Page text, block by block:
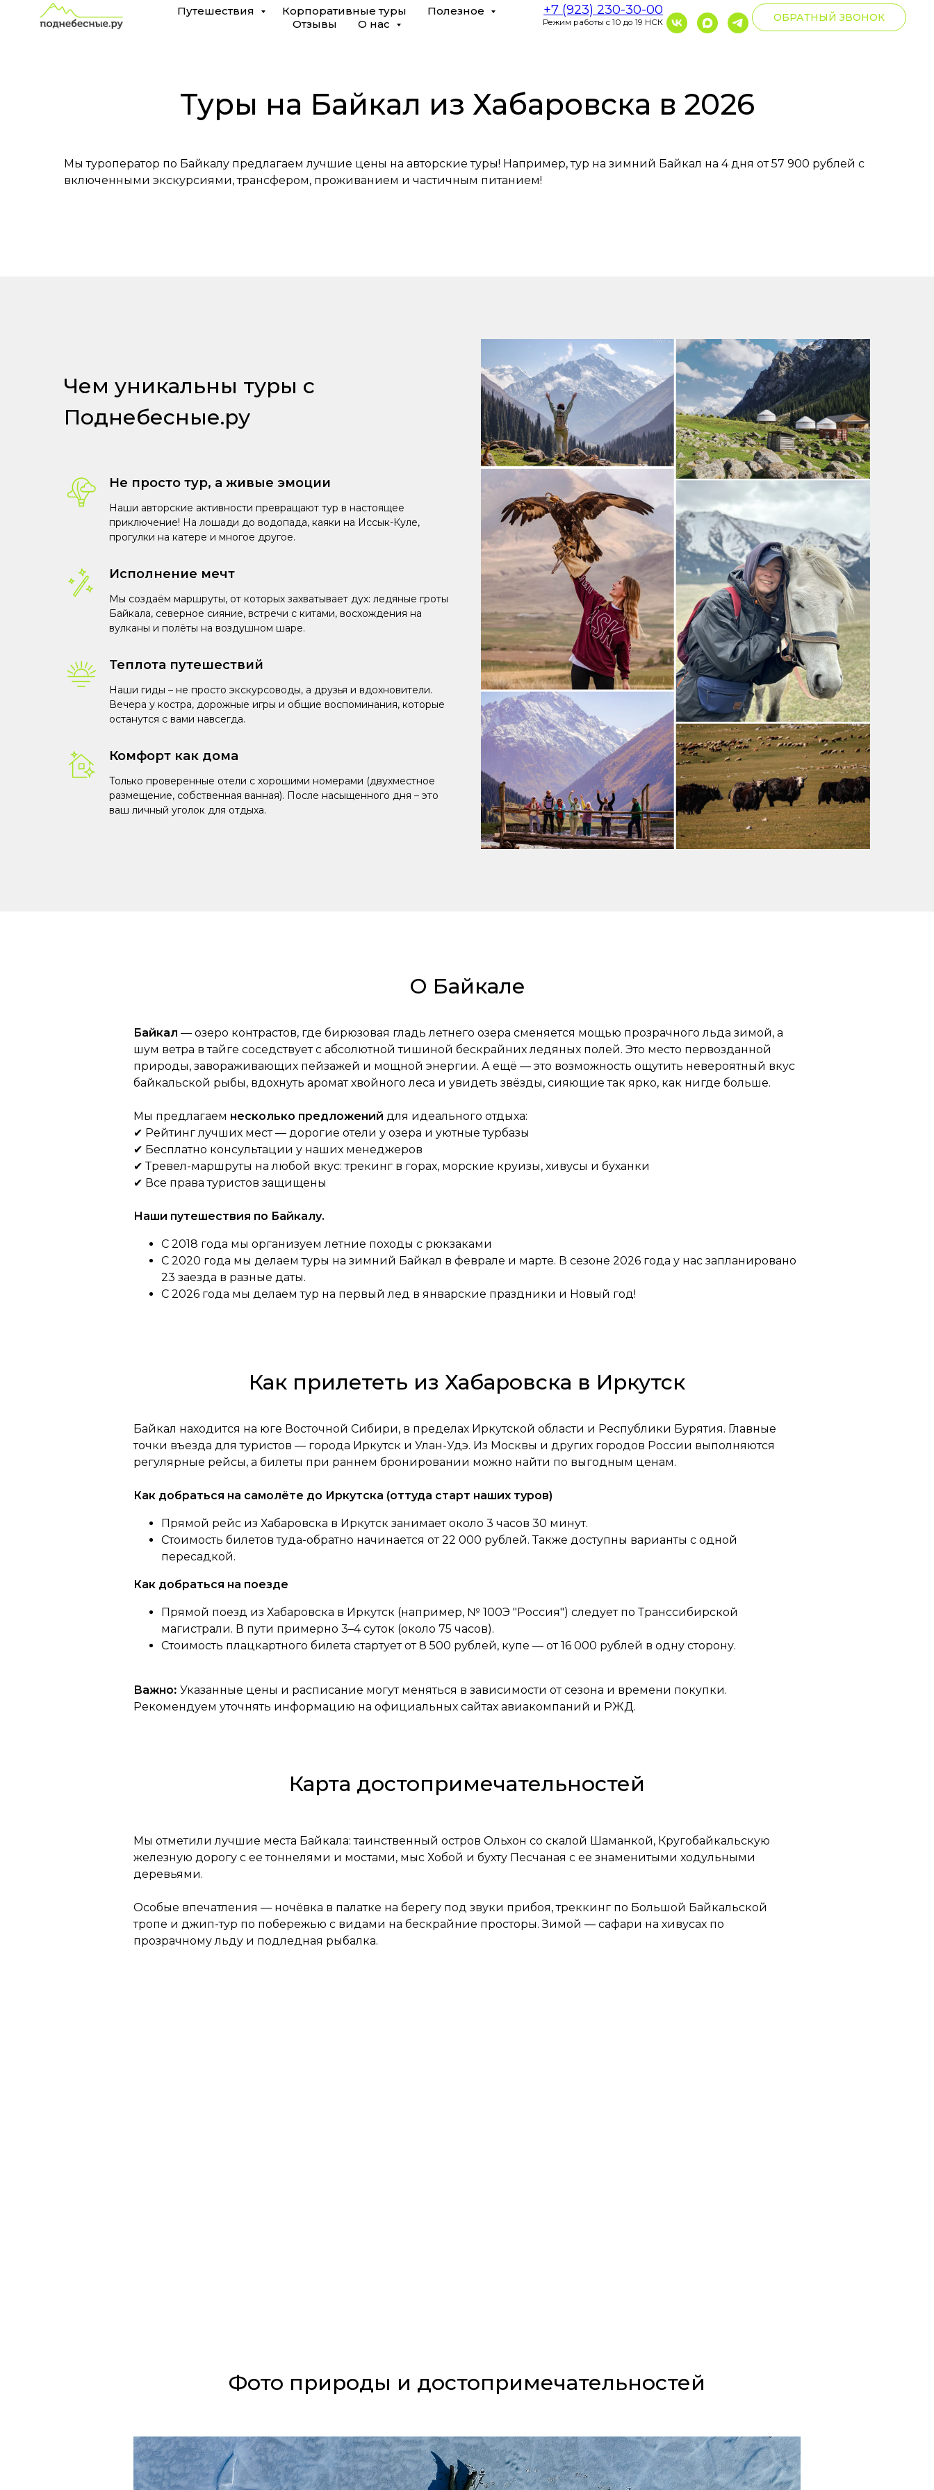
Туры
Путешествия Корпоративные туры
Полезное
Отзывы
О нас
+7 (923) 230-30-00
Режим работы с 10 до 19 НСК ОБРАТНЫЙ ЗВОНОК
Туры на Байкал из Хабаровска в 2026
Мы туроператор по Байкалу предлагаем лучшие цены на авторские туры! Например, тур на зимний Байкал на 4 дня от 57 900 рублей с
включенными экскурсиями, трансфером, проживанием и частичным питанием!
Чем уникальны туры с
Поднебесные.ру
Не просто тур, а живые эмоции
Наши авторские активности превращают тур в настоящее
приключение! На лошади до водопада, каяки на Иссык-Куле,
прогулки на катере и многое другое.
Исполнение мечт
Мы создаём маршруты, от которых захватывает дух: ледяные гроты
Байкала, северное сияние, встречи с китами, восхождения на
вулканы и полёты на воздушном шаре.
Теплота путешествий
Наши гиды – не просто экскурсоводы, а друзья и вдохновители.
Вечера у костра, дорожные игры и общие воспоминания, которые
останутся с вами навсегда.
Комфорт как дома
Только проверенные отели с хорошими номерами (двухместное
размещение, собственная ванная). После насыщенного дня – это
ваш личный уголок для отдыха.
О Байкале
Байкал — озеро контрастов, где бирюзовая гладь летнего озера сменяется мощью прозрачного льда зимой, а
шум ветра в тайге соседствует с абсолютной тишиной бескрайних ледяных полей. Это место первозданной
природы, завораживающих пейзажей и мощной энергии. А ещё — это возможность ощутить невероятный вкус
байкальской рыбы, вдохнуть аромат хвойного леса и увидеть звёзды, сияющие так ярко, как нигде больше.
Мы предлагаем несколько предложений для идеального отдыха:
✔ Рейтинг лучших мест — дорогие отели у озера и уютные турбазы
✔ Бесплатно консультации у наших менеджеров
✔ Тревел-маршруты на любой вкус: трекинг в горах, морские круизы, хивусы и буханки
✔ Все права туристов защищены
Наши путешествия по Байкалу.
С 2018 года мы организуем летние походы с рюкзаками
С 2020 года мы делаем туры на зимний Байкал в феврале и марте. В сезоне 2026 года у нас запланировано
23 заезда в разные даты.
С 2026 года мы делаем тур на первый лед в январские праздники и Новый год!
Как прилететь из Хабаровска в Иркутск
Байкал находится на юге Восточной Сибири, в пределах Иркутской области и Республики Бурятия. Главные
точки въезда для туристов — города Иркутск и Улан-Удэ. Из Москвы и других городов России выполняются
регулярные рейсы, а билеты при раннем бронировании можно найти по выгодным ценам.
Как добраться на самолёте до Иркутска (оттуда старт наших туров)
Прямой рейс из Хабаровска в Иркутск занимает около 3 часов 30 минут.
Стоимость билетов туда-обратно начинается от 22 000 рублей. Также доступны варианты с одной
пересадкой.
Как добраться на поезде
Прямой поезд из Хабаровска в Иркутск (например, № 100Э "Россия") следует по Транссибирской
магистрали. В пути примерно 3–4 суток (около 75 часов).
Стоимость плацкартного билета стартует от 8 500 рублей, купе — от 16 000 рублей в одну сторону.
Важно: Указанные цены и расписание могут меняться в зависимости от сезона и времени покупки.
Рекомендуем уточнять информацию на официальных сайтах авиакомпаний и РЖД.
Карта достопримечательностей
Мы отметили лучшие места Байкала: таинственный остров Ольхон со скалой Шаманкой, Кругобайкальскую
железную дорогу с ее тоннелями и мостами, мыс Хобой и бухту Песчаная с ее знаменитыми ходульными
деревьями.
Особые впечатления — ночёвка в палатке на берегу под звуки прибоя, треккинг по Большой Байкальской
тропе и джип-тур по побережью с видами на бескрайние просторы. Зимой — сафари на хивусах по
прозрачному льду и подледная рыбалка.
Фото природы и достопримечательностей